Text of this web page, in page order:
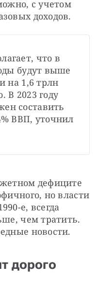
с учетом
доходов.
что в
будут выше
на 1,6 трлн
В 2023 году
составить
ВВП, уточнил
дефиците
но власти
е, всегда
чем тратить.
новости.
дорого